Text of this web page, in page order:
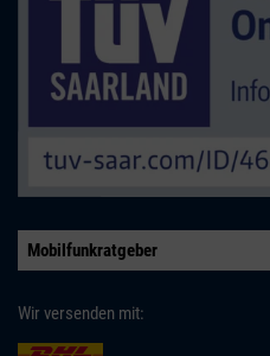
Mobilfunkratgeber
Wir versenden mit: